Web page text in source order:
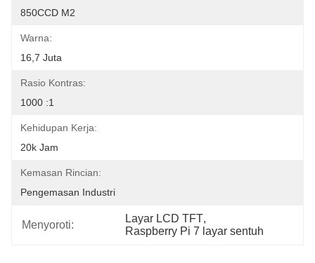
850CCD M2
Warna:
16,7 Juta
Rasio Kontras:
1000 :1
Kehidupan Kerja:
20k Jam
Kemasan Rincian:
Pengemasan Industri
Menyoroti:
Layar LCD TFT,
Raspberry Pi 7 layar sentuh